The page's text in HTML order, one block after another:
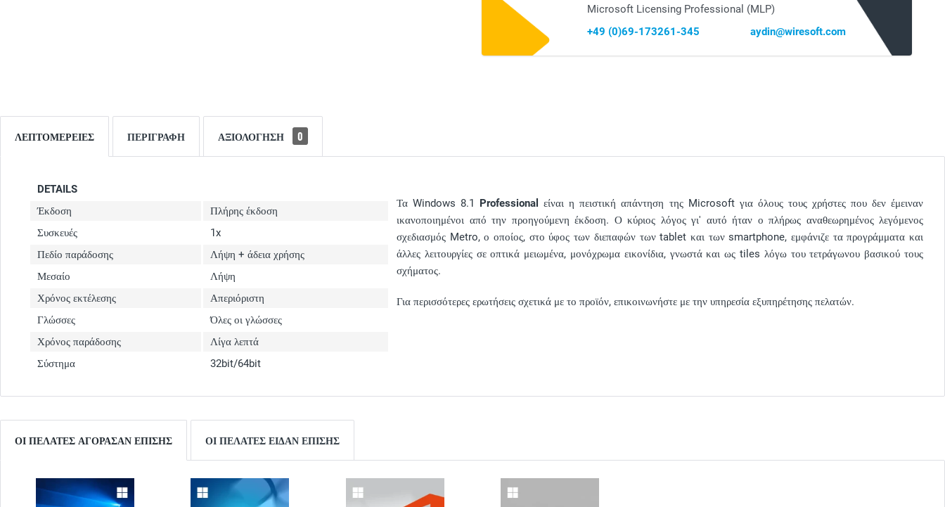
Microsoft Licensing Professional (MLP)
+49 (0)69-173261-345
aydin@wiresoft.com
ΛΕΠΤΟΜΈΡΕΙΕΣ ΠΕΡΙΓΡΑΦΉ ΑΞΙΟΛΌΓΗΣΗ 0
DETAILS
Έκδοση
Πλήρης έκδοση
Συσκευές
1x
Πεδίο παράδοσης
Λήψη + άδεια χρήσης
Μεσαίο
Λήψη
Χρόνος εκτέλεσης
Απεριόριστη
Γλώσσες
Όλες οι γλώσσες
Χρόνος παράδοσης
Λίγα λεπτά
Σύστημα
32bit/64bit
Τα Windows 8.1 Professional
είναι η πειστική απάντηση της Microsoft για όλους τους χρήστες που δεν έμειναν
ικανοποιημένοι από την προηγούμενη έκδοση. Ο κύριος λόγος γι' αυτό ήταν ο πλήρως αναθεωρημένος λεγόμενος
σχεδιασμός Metro, ο οποίος, στο ύφος των διεπαφών των tablet και των smartphone, εμφάνιζε τα προγράμματα και
άλλες λειτουργίες σε οπτικά μειωμένα, μονόχρωμα εικονίδια, γνωστά και ως tiles λόγω του τετράγωνου βασικού τους
σχήματος.
Για περισσότερες ερωτήσεις σχετικά με το προϊόν, επικοινωνήστε με την υπηρεσία εξυπηρέτησης πελατών.
ΟΙ ΠΕΛΆΤΕΣ ΑΓΌΡΑΣΑΝ ΕΠΊΣΗΣ ΟΙ ΠΕΛΆΤΕΣ ΕΊΔΑΝ ΕΠΊΣΗΣ